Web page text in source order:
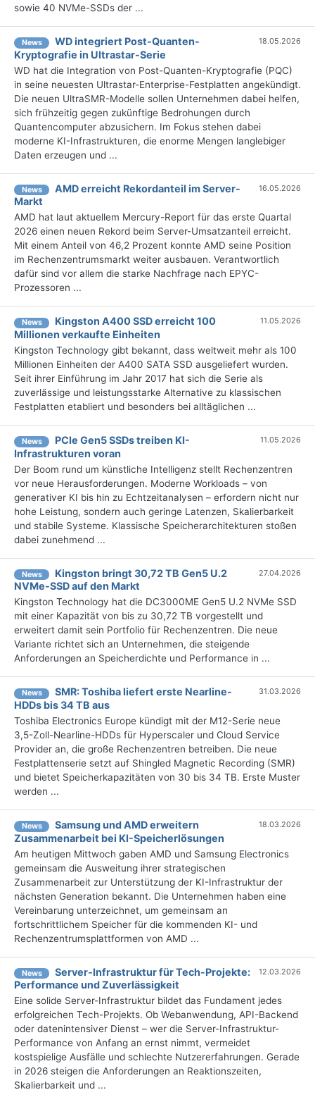
sowie 40 NVMe-SSDs der ...
News
WD integriert Post-Quanten-
Kryptografie in Ultrastar-Serie
18.05.2026
WD hat die Integration von Post-Quanten-Kryptografie (PQC)
in seine neuesten Ultrastar-Enterprise-Festplatten angekündigt.
Die neuen UltraSMR-Modelle sollen Unternehmen dabei helfen,
sich frühzeitig gegen zukünftige Bedrohungen durch
Quantencomputer abzusichern. Im Fokus stehen dabei
moderne KI-Infrastrukturen, die enorme Mengen langlebiger
Daten erzeugen und ...
News
AMD erreicht Rekordanteil im Server-
Markt
16.05.2026
AMD hat laut aktuellem Mercury-Report für das erste Quartal
2026 einen neuen Rekord beim Server-Umsatzanteil erreicht.
Mit einem Anteil von 46,2 Prozent konnte AMD seine Position
im Rechenzentrumsmarkt weiter ausbauen. Verantwortlich
dafür sind vor allem die starke Nachfrage nach EPYC-
Prozessoren ...
News
Kingston A400 SSD erreicht 100
Millionen verkaufte Einheiten
11.05.2026
Kingston Technology gibt bekannt, dass weltweit mehr als 100
Millionen Einheiten der A400 SATA SSD ausgeliefert wurden.
Seit ihrer Einführung im Jahr 2017 hat sich die Serie als
zuverlässige und leistungsstarke Alternative zu klassischen
Festplatten etabliert und besonders bei alltäglichen ...
News
PCIe Gen5 SSDs treiben KI-
Infrastrukturen voran
11.05.2026
Der Boom rund um künstliche Intelligenz stellt Rechenzentren
vor neue Herausforderungen. Moderne Workloads – von
generativer KI bis hin zu Echtzeitanalysen – erfordern nicht nur
hohe Leistung, sondern auch geringe Latenzen, Skalierbarkeit
und stabile Systeme. Klassische Speicherarchitekturen stoßen
dabei zunehmend ...
News
Kingston bringt 30,72 TB Gen5 U.2
NVMe-SSD auf den Markt
27.04.2026
Kingston Technology hat die DC3000ME Gen5 U.2 NVMe SSD
mit einer Kapazität von bis zu 30,72 TB vorgestellt und
erweitert damit sein Portfolio für Rechenzentren. Die neue
Variante richtet sich an Unternehmen, die steigende
Anforderungen an Speicherdichte und Performance in ...
News
SMR: Toshiba liefert erste Nearline-
HDDs bis 34 TB aus
31.03.2026
Toshiba Electronics Europe kündigt mit der M12-Serie neue
3,5-Zoll-Nearline-HDDs für Hyperscaler und Cloud Service
Provider an, die große Rechenzentren betreiben. Die neue
Festplattenserie setzt auf Shingled Magnetic Recording (SMR)
und bietet Speicherkapazitäten von 30 bis 34 TB. Erste Muster
werden ...
News
Samsung und AMD erweitern
Zusammenarbeit bei KI-Speicherlösungen
18.03.2026
Am heutigen Mittwoch gaben AMD und Samsung Electronics
gemeinsam die Ausweitung ihrer strategischen
Zusammenarbeit zur Unterstützung der KI-Infrastruktur der
nächsten Generation bekannt. Die Unternehmen haben eine
Vereinbarung unterzeichnet, um gemeinsam an
fortschrittlichem Speicher für die kommenden KI- und
Rechenzentrumsplattformen von AMD ...
News
Server-Infrastruktur für Tech-Projekte:
Performance und Zuverlässigkeit
12.03.2026
Eine solide Server-Infrastruktur bildet das Fundament jedes
erfolgreichen Tech-Projekts. Ob Webanwendung, API-Backend
oder datenintensiver Dienst – wer die Server-Infrastruktur-
Performance von Anfang an ernst nimmt, vermeidet
kostspielige Ausfälle und schlechte Nutzererfahrungen. Gerade
in 2026 steigen die Anforderungen an Reaktionszeiten,
Skalierbarkeit und ...